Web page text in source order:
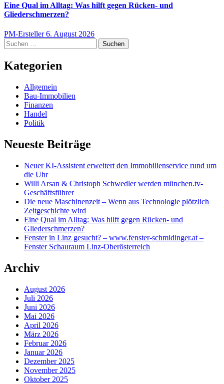
Eine Qual im Alltag: Was hilft gegen Rücken- und
Gliederschmerzen?
PM-Ersteller6. August 2026
Suchen
nach:
Kategorien
Allgemein
Bau-Immobilien
Finanzen
Handel
Politik
Neueste Beiträge
Neuer KI-Assistent erweitert den Immobilienservice rund um
die Uhr
Willi Arsan & Christoph Schwedler werden münchen.tv-
Geschäftsführer
Die neue Maschinenzeit – Wenn aus Technologie plötzlich
Zeitgeschichte wird
Eine Qual im Alltag: Was hilft gegen Rücken- und
Gliederschmerzen?
Fenster in Linz gesucht? – www.fenster-schmidinger.at –
Fenster Schauraum Linz-Oberösterreich
Archiv
August 2026
Juli 2026
Juni 2026
Mai 2026
April 2026
März 2026
Februar 2026
Januar 2026
Dezember 2025
November 2025
Oktober 2025